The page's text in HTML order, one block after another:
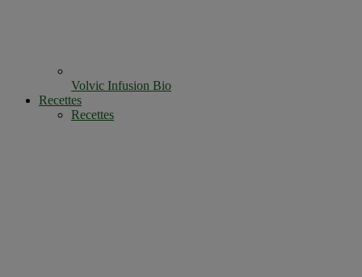
Volvic Infusion Bio
Recettes
Recettes